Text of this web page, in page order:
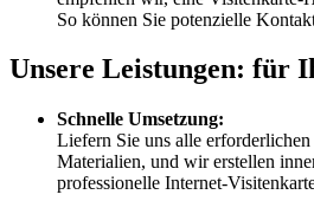
So können Sie potenzielle
Unsere Leistungen: für
Schnelle Umsetzung:
Liefern Sie uns alle
Materialien, und wir erstellen
professionelle Internet-